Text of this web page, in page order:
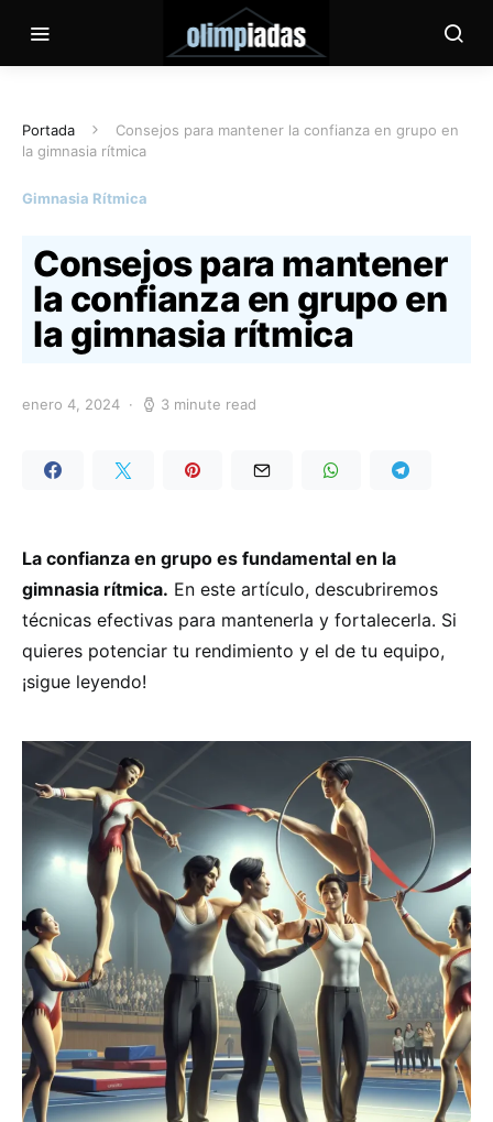
Portada
Consejos para mantener la confianza en grupo en
la gimnasia rítmica
Gimnasia Rítmica
Consejos para mantener
la confianza en grupo en
la gimnasia rítmica
enero 4, 2024 3 minute read
La confianza en grupo es fundamental en la
gimnasia rítmica. En este artículo, descubriremos
técnicas efectivas para mantenerla y fortalecerla. Si
quieres potenciar tu rendimiento y el de tu equipo,
¡sigue leyendo!